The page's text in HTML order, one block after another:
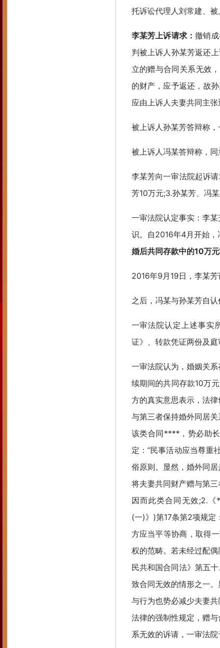
托诉讼代理人刘常建、
李某芳上诉请求：撤销
判被上诉人孙某芳返还
立的赠与合同关系无效
的财产，应予返还，故
应由上诉人夫妻共同主
被上诉人孙某芳答辩称
被上诉人冯某答辩称，
李某芳向一审法院起诉
芳10万元;3.孙某芳、冯
一审法院认定事实：李
识。自2016年4月开始
婚后共同存款中的10万
2016年9月19日，李某
之后，冯某与孙某芳自
一审法院认定上述事实
证》、转款凭证两份及
一审法院认为，婚姻关
续期间的共同存款10万
方的真实意思表示，法
与第三者保持婚外同居
该类合同****，势必助
定：“民事活动应当尊重
俗原则。显然，婚外同
将夫妻共同财产赠与第
因而此类合同无效;2.
(一)》)第17条第2项规定
方应当平等协商，取得
权的范畴。若未经过配
民共和国合同法》第五
致合同无效的情形之一
与行为也势必减少夫妻
法律的强制性规定，赠
系无效的诉请，一审法